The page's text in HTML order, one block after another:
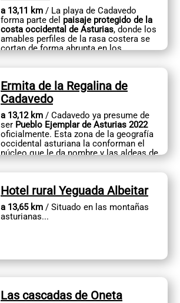
a 13,11 km / La playa de Cadavedo
forma parte del paisaje protegido de la
costa occidental de Asturias, donde los
amables perfiles de la rasa costera se
cortan de forma abrupta en los
Ermita de la Regalina de
Cadavedo
a 13,12 km / Cadavedo ya presume de
ser Pueblo Ejemplar de Asturias 2022
oficialmente. Esta zona de la geografía
occidental asturiana la conforman el
núcleo que le da nombre y las aldeas de
Hotel rural Yeguada Albeitar
a 13,65 km / Situado en las montañas
asturianas...
Las cascadas de Oneta